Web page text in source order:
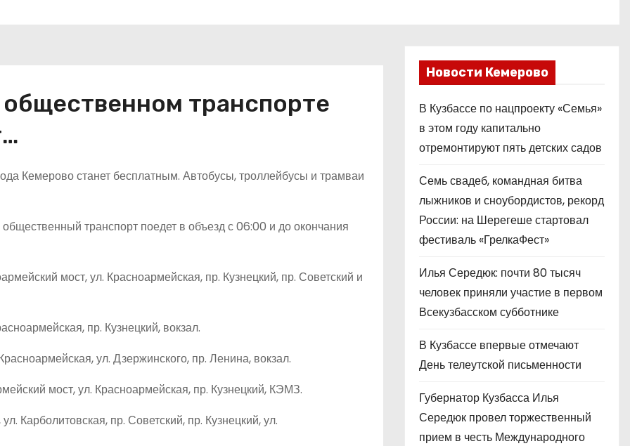
транспорте
Кемерово станет бесплатным. Автобусы, троллейбусы и трамваи
транспорт поедет в объезд с 06:00 и до окончания
мост, ул. Красноармейская, пр. Кузнецкий, пр. Советский и
пр. Кузнецкий, вокзал.
ул. Дзержинского, пр. Ленина, вокзал.
мост, ул. Красноармейская, пр. Кузнецкий, КЭМЗ.
Карболитовская, пр. Советский, пр. Кузнецкий, ул.
Новости Кемерово
В Кузбассе по нацпроекту «Семья»
в этом году капитально
отремонтируют пять детских садов
Семь свадеб, командная битва
лыжников и сноубордистов, рекорд
России: на Шерегеше стартовал
фестиваль «ГрелкаФест»
Илья Середюк: почти 80 тысяч
человек приняли участие в первом
Всекузбасском субботнике
В Кузбассе впервые отмечают
День телеутской письменности
Губернатор Кузбасса Илья
Середюк провел торжественный
прием в честь Международного